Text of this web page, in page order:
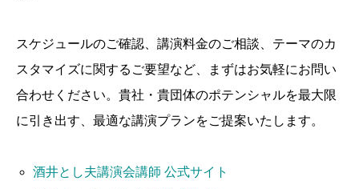
スケジュールのご確認、講演料金のご相談、テーマのカ
スタマイズに関するご要望など、まずはお気軽にお問い
合わせください。貴社・貴団体のポテンシャルを最大限
に引き出す、最適な講演プランをご提案いたします。
酒井とし夫講演会講師 公式サイト